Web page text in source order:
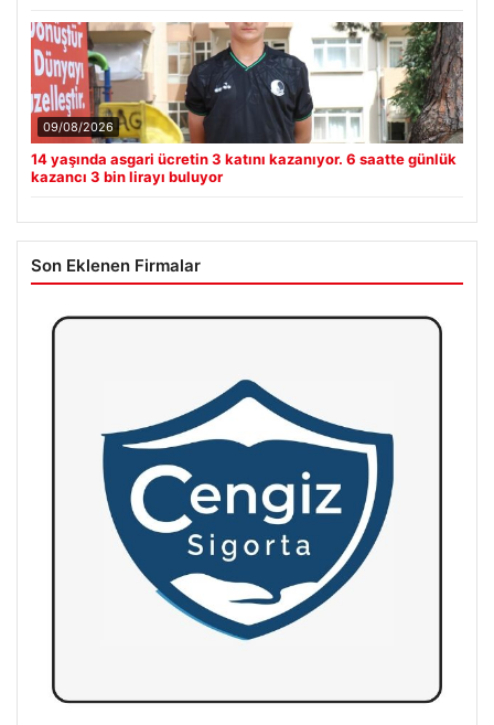
09/08/2026
14 yaşında asgari ücretin 3 katını kazanıyor. 6 saatte günlük
kazancı 3 bin lirayı buluyor
Son Eklenen Firmalar